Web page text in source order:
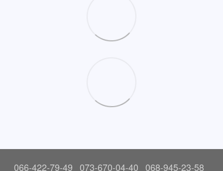
066-422-79-49 073-670-04-40 068-945-23-58